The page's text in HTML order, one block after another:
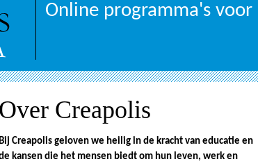
Online programma's
Over Creapolis
Creapolis geloven we heilig in de kracht van educatie en
kansen die het mensen biedt om hun leven, werk en